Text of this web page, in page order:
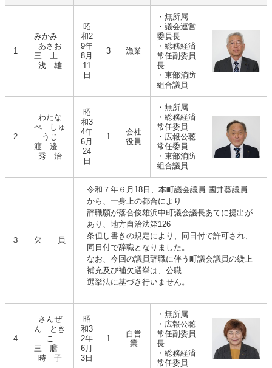
1
みかみ
あさお
三 上
浅 雄
昭
和2
9年
8月
11
日
3 漁業
・無所属
・議会運営
委員長
・総務経済
常任副委員
長
・東部消防
組合議員
2
わたな
べ しゅ
うじ
渡 邉
秀 治
昭
和3
4年
6月
24
日
1
会社
役員
・無所属
・総務経済
常任委員
・広報公聴
常任委員
・東部消防
組合議員
３ 欠 員
令和７年６月18日、本町議会議員 國井葵議員
から、一身上の都合により
辞職願が落合俊雄浜中町議会議長あてに提出が
あり、地方自治法第126
条但し書きの規定により、同日付で許可され、
同日付で辞職となりました。
なお、今回の議員辞職に伴う町議会議員の繰上
補充及び補欠選挙は、公職
選挙法に基づき行いません。
4
さんぜ
ん とき
こ
三 膳
時 子
昭
和3
2年
6月
3日
1
自営
業
・無所属
・広報公聴
常任副委員
長
・総務経済
常任委員